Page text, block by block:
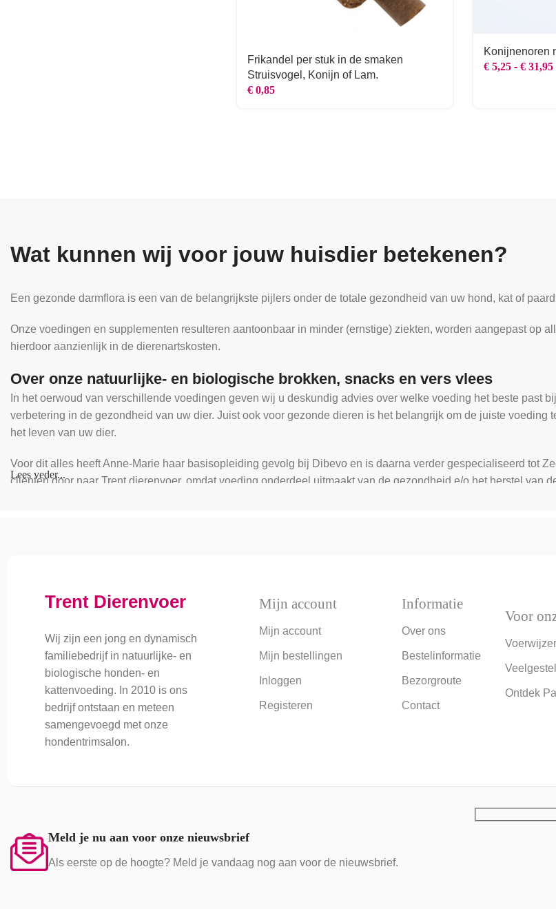
Frikandel per stuk in de smaken
Struisvogel, Konijn of Lam.
€0,85
Konijnenoren
€ 5,25 - € 31,95
Wat kunnen wij voor jouw huisdier betekenen?
Een gezonde darmflora is een van de belangrijkste pijlers onder de totale gezondheid van uw hond, kat of
Onze voedingen en supplementen resulteren aantoonbaar in minder (ernstige) ziekten, worden aangepast op
hierdoor aanzienlijk in de dierenartskosten.
Over onze natuurlijke- en biologische brokken, snacks en vers vlees
In het oerwoud van verschillende voedingen geven wij u deskundig advies over welke voeding het beste past
verbetering in de gezondheid van uw dier. Juist ook voor gezonde dieren is het belangrijk om de juiste
het leven van uw dier.
Voor dit alles heeft Anne-Marie haar basisopleiding gevolg bij Dibevo en is daarna verder gespecialiseerd tot
cliënten door naar Trent dierenvoer, omdat voeding onderdeel uitmaakt van de gezondheid e/o het herstel van
Lees veder...
Trent Dierenvoer
Wij zijn een jong en dynamisch
familiebedrijf in natuurlijke- en
biologische honden- en
kattenvoeding. In 2010 is ons
bedrijf ontstaan en meteen
samengevoegd met onze
hondentrimsalon.
Mijn account
Mijn account
Mijn bestellingen
Inloggen
Registeren
Informatie
Over ons
Bestelinformatie
Bezorgroute
Contact
Voor
Voerwijzer
Ontdek
Meld je nu aan voor onze nieuwsbrief
Als eerste op de hoogte? Meld je vandaag nog aan voor de nieuwsbrief.